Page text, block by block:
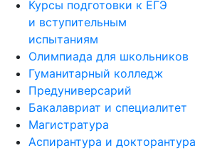
Курсы подготовки к ЕГЭ
и вступительным
испытаниям
Олимпиада для школьников
Гуманитарный колледж
Предуниверсарий
Бакалавриат и специалитет
Магистратура
Аспирантура и докторантура